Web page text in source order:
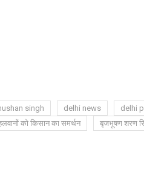
singh delhi news delhi
को किसान का समर्थन बृजभूषण शरण